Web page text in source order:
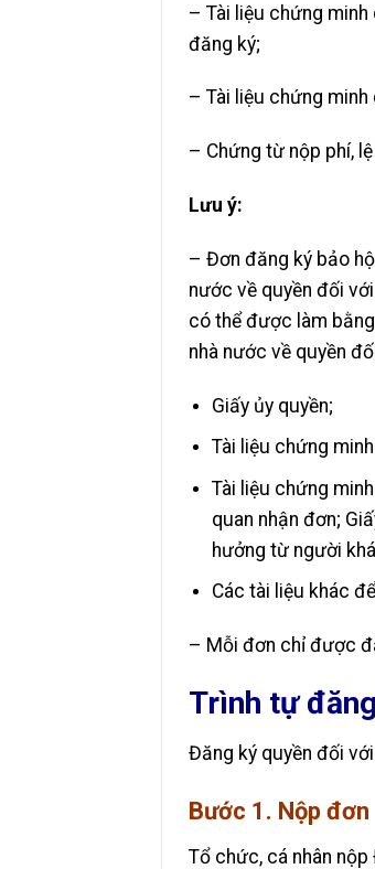
– Tài liệu chứng
đăng ký;
– Tài liệu chứng
– Chứng từ nộp phí,
Lưu ý:
– Đơn đăng ký bảo
nước về quyền đối
có thể được làm
nhà nước về quyền
Giấy ủy quyền;
Tài liệu chứng
Tài liệu chứng
quan nhận đơn;
hưởng từ người
Các tài liệu khác
– Mỗi đơn chỉ được
Trình tự
Đăng ký quyền đối
Bước 1. Nộp đơn
Tổ chức, cá nhân